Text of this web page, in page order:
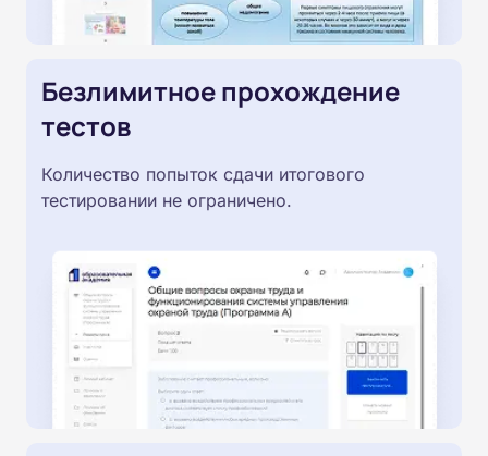
Безлимитное прохождение
тестов
Количество попыток сдачи итогового
тестировании не ограничено.